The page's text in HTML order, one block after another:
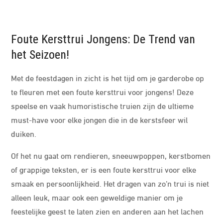
Foute Kersttrui Jongens: De Trend van
het Seizoen!
Met de feestdagen in zicht is het tijd om je garderobe op
te fleuren met een foute kersttrui voor jongens! Deze
speelse en vaak humoristische truien zijn de ultieme
must-have voor elke jongen die in de kerstsfeer wil
duiken.
Of het nu gaat om rendieren, sneeuwpoppen, kerstbomen
of grappige teksten, er is een foute kersttrui voor elke
smaak en persoonlijkheid. Het dragen van zo’n trui is niet
alleen leuk, maar ook een geweldige manier om je
feestelijke geest te laten zien en anderen aan het lachen